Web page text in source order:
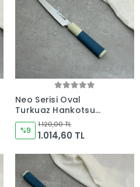
Neo Serisi Oval
Turkuaz Hankotsu
Soyma Bıçağı 160mm
Namlu - Kocakaya El
Yapımı Şef Bıçakları
%9
1.120,00 TL
1.014,60 TL